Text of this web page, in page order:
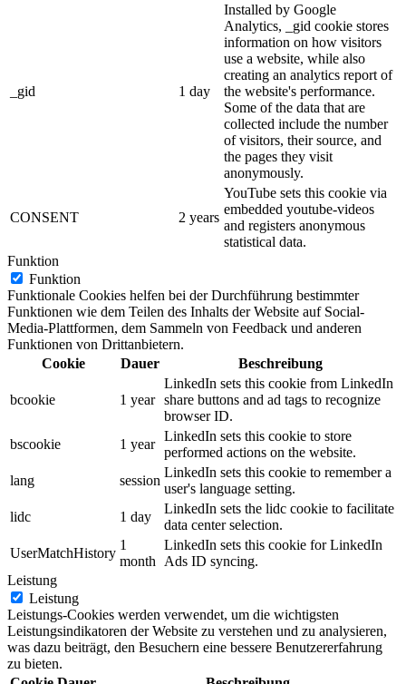
_gid 1 day
Installed by Google
Analytics, _gid cookie stores
information on how visitors
use a website, while also
creating an analytics report of
the website's performance.
Some of the data that are
collected include the number
of visitors, their source, and
the pages they visit
anonymously.
CONSENT 2 years
YouTube sets this cookie via
embedded youtube-videos
and registers anonymous
statistical data.
Funktion
Funktion
Funktionale Cookies helfen bei der Durchführung bestimmter
Funktionen wie dem Teilen des Inhalts der Website auf Social-
Media-Plattformen, dem Sammeln von Feedback und anderen
Funktionen von Drittanbietern.
Cookie
Dauer Beschreibung
bcookie 1 year
LinkedIn sets this cookie from LinkedIn
share buttons and ad tags to recognize
browser ID.
bscookie
1 year
LinkedIn sets this cookie to store
performed actions on the website.
lang
session
LinkedIn sets this cookie to remember a
user's language setting.
lidc
1 day
LinkedIn sets the lidc cookie to facilitate
data center selection.
UserMatchHistory
1
month
LinkedIn sets this cookie for LinkedIn
Ads ID syncing.
Leistung
Leistung
Leistungs-Cookies werden verwendet, um die wichtigsten
Leistungsindikatoren der Website zu verstehen und zu analysieren,
was dazu beiträgt, den Besuchern eine bessere Benutzererfahrung
zu bieten.